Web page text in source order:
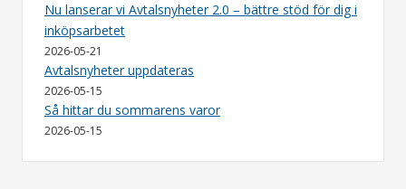
Nu lanserar vi Avtalsnyheter 2.0 – bättre stöd för dig i
inköpsarbetet
2026-05-21
Avtalsnyheter uppdateras
2026-05-15
Så hittar du sommarens varor
2026-05-15